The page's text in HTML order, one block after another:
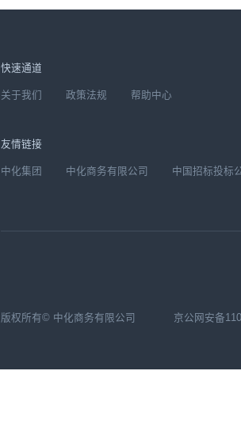
快速通道
关于我们 政策法规 帮助中心
友情链接
中化集团 中化商务有限公司 中国招标投标
版权所有© 中化商务有限公司 京公网安备